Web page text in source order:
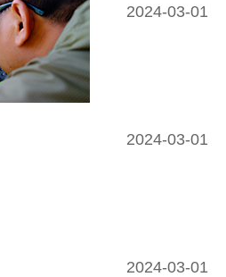
2024-03-01
2024-03-01
2024-03-01